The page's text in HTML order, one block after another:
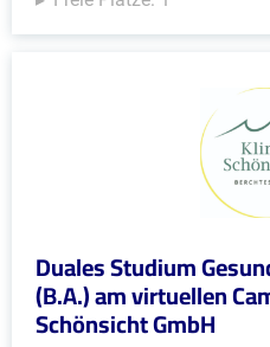
Duales Studium
(B.A.) am virtuellen
Schönsicht GmbH